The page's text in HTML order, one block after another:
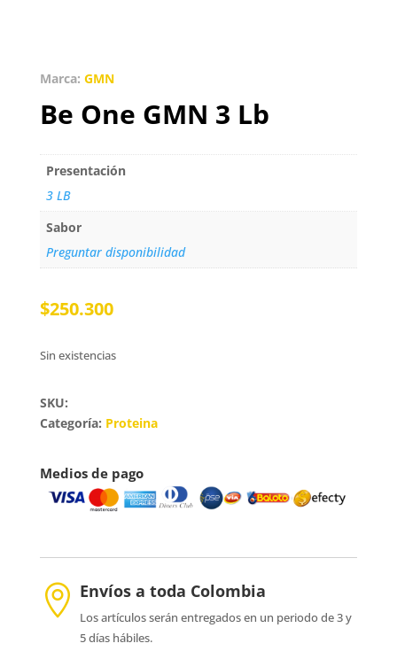
Marca: GMN
Be One GMN 3 Lb
Presentación
3 LB
Sabor
Preguntar disponibilidad
$250.300
Sin existencias
SKU:
Categoría: Proteina
Medios de pago
 Envíos a toda Colombia
Los artículos serán entregados en un periodo de 3 y
5 días hábiles.